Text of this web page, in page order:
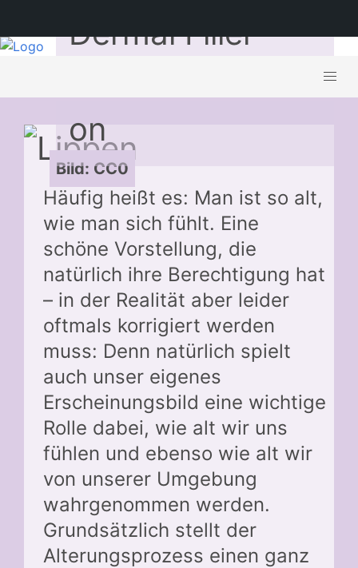
Bild: CC0
Dermal Filler –
on
Häufig heißt es: Man ist so alt,
wie man sich fühlt. Eine
schöne Vorstellung, die
natürlich ihre Berechtigung hat
– in der Realität aber leider
oftmals korrigiert werden
muss: Denn natürlich spielt
auch unser eigenes
Erscheinungsbild eine wichtige
Rolle dabei, wie alt wir uns
fühlen und ebenso wie alt wir
von unserer Umgebung
wahrgenommen werden.
Grundsätzlich stellt der
Alterungsprozess einen ganz